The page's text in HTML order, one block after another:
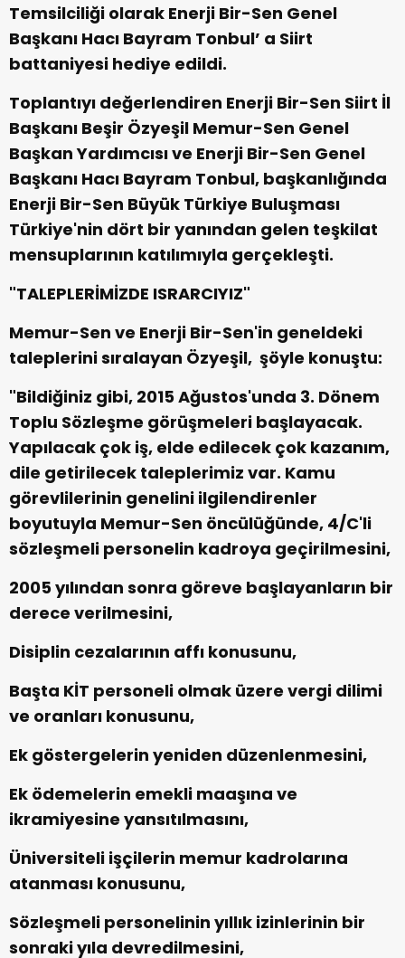
Temsilciliği olarak Enerji Bir-Sen Genel
Başkanı Hacı Bayram Tonbul’ a Siirt
battaniyesi hediye edildi.
Toplantıyı değerlendiren Enerji Bir-Sen Siirt İl
Başkanı Beşir Özyeşil Memur-Sen Genel
Başkan Yardımcısı ve Enerji Bir-Sen Genel
Başkanı Hacı Bayram Tonbul, başkanlığında
Enerji Bir-Sen Büyük Türkiye Buluşması
Türkiye'nin dört bir yanından gelen teşkilat
mensuplarının katılımıyla gerçekleşti.
"TALEPLERİMİZDE ISRARCIYIZ"
Memur-Sen ve Enerji Bir-Sen'in geneldeki
taleplerini sıralayan Özyeşil, şöyle konuştu:
"Bildiğiniz gibi, 2015 Ağustos'unda 3. Dönem
Toplu Sözleşme görüşmeleri başlayacak.
Yapılacak çok iş, elde edilecek çok kazanım,
dile getirilecek taleplerimiz var. Kamu
görevlilerinin genelini ilgilendirenler
boyutuyla Memur-Sen öncülüğünde, 4/C'li
sözleşmeli personelin kadroya geçirilmesini,
2005 yılından sonra göreve başlayanların bir
derece verilmesini,
Disiplin cezalarının affı konusunu,
Başta KİT personeli olmak üzere vergi dilimi
ve oranları konusunu,
Ek göstergelerin yeniden düzenlenmesini,
Ek ödemelerin emekli maaşına ve
ikramiyesine yansıtılmasını,
Üniversiteli işçilerin memur kadrolarına
atanması konusunu,
Sözleşmeli personelinin yıllık izinlerinin bir
sonraki yıla devredilmesini,